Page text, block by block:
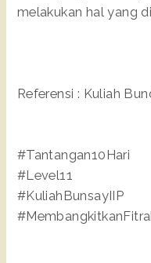
melakukan hal yang
Referensi : Kuliah
#Tantangan10Hari
#Level11
#KuliahBunsayIIP